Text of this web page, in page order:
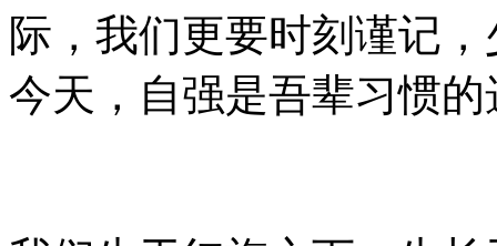
际，我们更要时刻谨记
今天，自强是吾辈习惯的